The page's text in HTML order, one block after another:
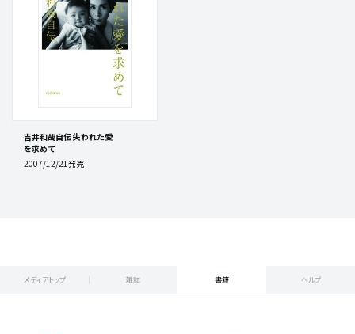
吉井和哉自伝 失われた愛
を求めて
2007/12/21発売
メディアトップ 雑誌 書籍 ヘルプ